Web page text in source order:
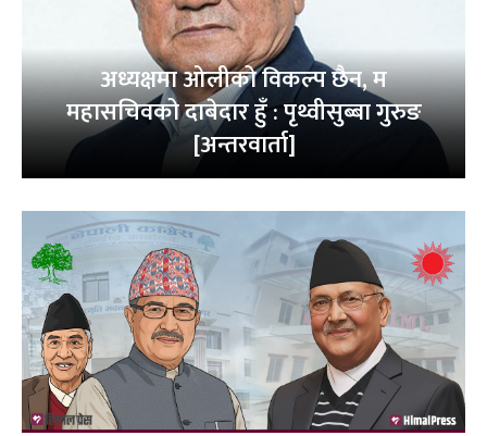
अध्यक्षमा ओलीको विकल्प छैन, म
महासचिवको दाबेदार हुँ : पृथ्वीसुब्बा गुरुङ
[अन्तरवार्ता]